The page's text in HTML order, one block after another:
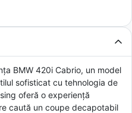
BMW 420i Cabrio, un model
sofisticat cu tehnologia de
oferă o experiență
caută un coupe decapotabil